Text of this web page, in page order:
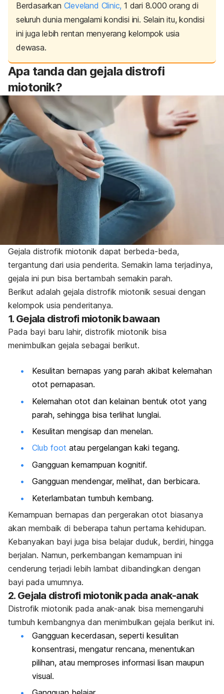
Berdasarkan Cleveland Clinic, 1 dari 8.000 orang di
seluruh dunia mengalami kondisi ini. Selain itu, kondisi
ini juga lebih rentan menyerang kelompok usia
dewasa.
Apa tanda dan gejala distrofi
miotonik?
Gejala distrofik miotonik dapat berbeda-beda,
tergantung dari usia penderita. Semakin lama terjadinya,
gejala ini pun bisa bertambah semakin parah.
Berikut adalah gejala distrofik miotonik sesuai dengan
kelompok usia penderitanya.
1. Gejala distrofi miotonik bawaan
Pada bayi baru lahir, distrofik miotonik bisa
menimbulkan gejala sebagai berikut.
Kesulitan bernapas yang parah akibat kelemahan
otot pernapasan.
Kelemahan otot dan kelainan bentuk otot yang
parah, sehingga bisa terlihat lunglai.
Kesulitan mengisap dan menelan.
Club foot atau pergelangan kaki tegang.
Gangguan kemampuan kognitif.
Gangguan mendengar, melihat, dan berbicara.
Keterlambatan tumbuh kembang.
Kemampuan bernapas dan pergerakan otot biasanya
akan membaik di beberapa tahun pertama kehidupan.
Kebanyakan bayi juga bisa belajar duduk, berdiri, hingga
berjalan. Namun, perkembangan kemampuan ini
cenderung terjadi lebih lambat dibandingkan dengan
bayi pada umumnya.
2. Gejala distrofi miotonik pada anak-anak
Distrofik miotonik pada anak-anak bisa memengaruhi
tumbuh kembangnya dan menimbulkan gejala berikut ini.
Gangguan kecerdasan, seperti kesulitan
konsentrasi, mengatur rencana, menentukan
pilihan, atau memproses informasi lisan maupun
visual.